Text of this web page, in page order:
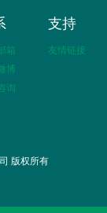
箱
博
询
支持
友情链接
版权所有